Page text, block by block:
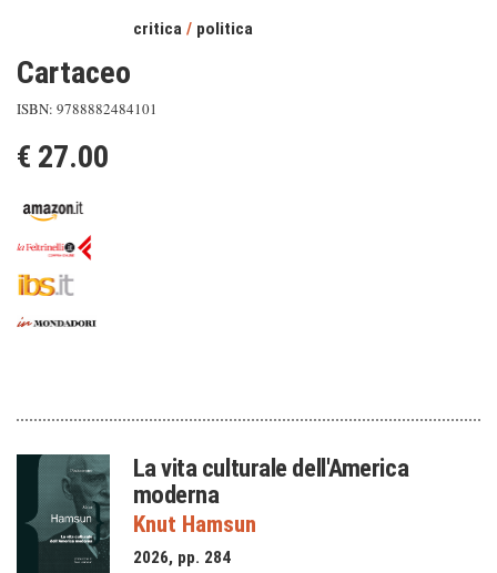
critica / politica
Cartaceo
ISBN: 9788882484101
€ 27.00
La vita culturale dell'America
moderna
Knut Hamsun
2026, pp. 284